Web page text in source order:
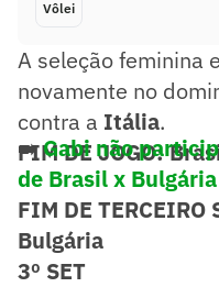
Vôlei
A seleção feminina
novamente no
contra a Itália.
FIM DE JOGO:
➡️Gabi não
de Brasil x
FIM DE
Bulgária
3º SET